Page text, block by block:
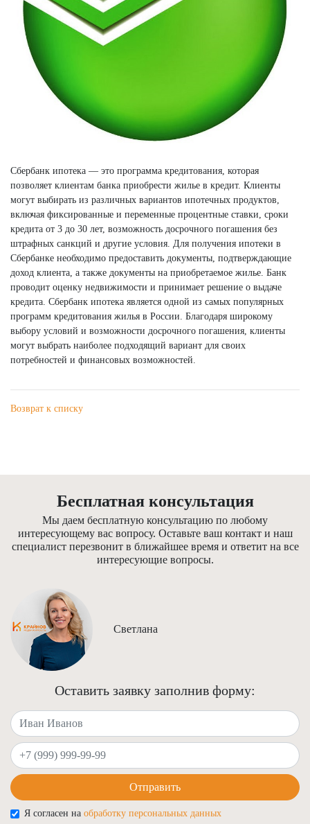
Сбербанк ипотека — это программа кредитования, которая
позволяет клиентам банка приобрести жилье в кредит. Клиенты
могут выбирать из различных вариантов ипотечных продуктов,
включая фиксированные и переменные процентные ставки, сроки
кредита от 3 до 30 лет, возможность досрочного погашения без
штрафных санкций и другие условия. Для получения ипотеки в
Сбербанке необходимо предоставить документы, подтверждающие
доход клиента, а также документы на приобретаемое жилье. Банк
проводит оценку недвижимости и принимает решение о выдаче
кредита. Сбербанк ипотека является одной из самых популярных
программ кредитования жилья в России. Благодаря широкому
выбору условий и возможности досрочного погашения, клиенты
могут выбрать наиболее подходящий вариант для своих
потребностей и финансовых возможностей.
Возврат к списку
Бесплатная консультация
Мы даем бесплатную консультацию по любому
интересующему вас вопросу. Оставьте ваш контакт и наш
специалист перезвонит в ближайшее время и ответит на все
интересующие вопросы.
Светлана
Оставить заявку заполнив форму:
Ваше имя
Ваш телефон
Отправить
Я согласен на обработку персональных данных